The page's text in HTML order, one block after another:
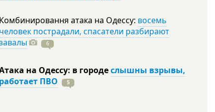
Комбинировання атака на Одессу: восемь
человек пострадали, спасатели разбирают
6
на Одессу: в городеслышны взрывы,
работает ПВО
5